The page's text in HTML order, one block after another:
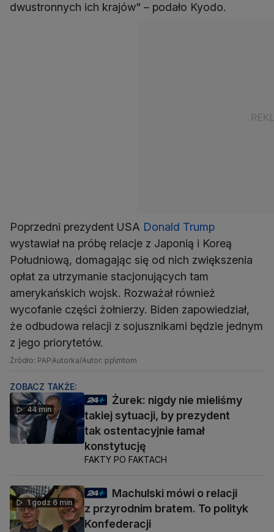
dwustronnych ich krajów" – podało Kyodo.
Poprzedni prezydent USA Donald Trump
wystawiał na próbę relacje z Japonią i Koreą
Południową, domagając się od nich zwiększenia
opłat za utrzymanie stacjonujących tam
amerykańskich wojsk. Rozważał również
wycofanie części żołnierzy. Biden zapowiedział,
że odbudowa relacji z sojusznikami będzie jednym
z jego priorytetów.
Źródło: PAPAutorka/Autor: pp\mtom
ZOBACZ TAKŻE:
44 min
Żurek: nigdy nie mieliśmy
takiej sytuacji, by prezydent
tak ostentacyjnie łamał
konstytucję
FAKTY PO FAKTACH
1 godz 6 min
Machulski mówi o relacji
z przyrodnim bratem. To polityk
Konfederacji